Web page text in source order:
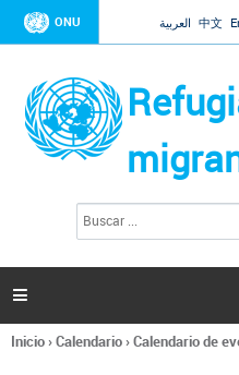
Jump to
ONU العربية 中文
l
s

Se
Inicio›Calendario›Calendario de